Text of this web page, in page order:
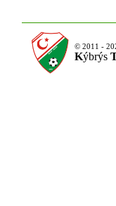
© 2011 -
Kýbrýs